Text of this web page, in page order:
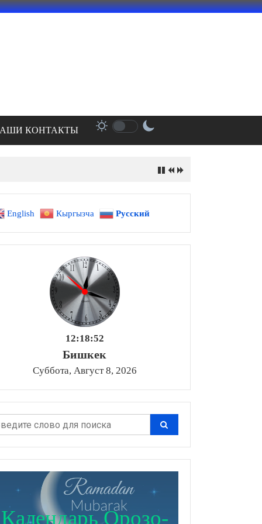
КОНТАКТЫ
English Кыргызча Русский
12:18:53
Бишкек
Суббота, Август 8, 2026
Календарь Орозо-